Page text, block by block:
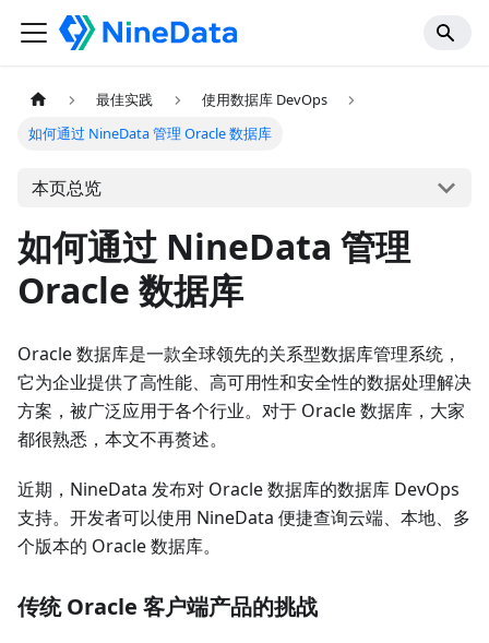
最佳实践
使用数据库 DevOps
如何通过 NineData 管理 Oracle 数据库
本页总览
如何通过 NineData 管理
Oracle 数据库
Oracle 数据库是一款全球领先的关系型数据库管理系统，
它为企业提供了高性能、高可用性和安全性的数据处理解决
方案，被广泛应用于各个行业。对于 Oracle 数据库，大家
都很熟悉，本文不再赘述。
近期，NineData 发布对 Oracle 数据库的数据库 DevOps
支持。开发者可以使用 NineData 便捷查询云端、本地、多
个版本的 Oracle 数据库。
传统 Oracle 客户端产品的挑战